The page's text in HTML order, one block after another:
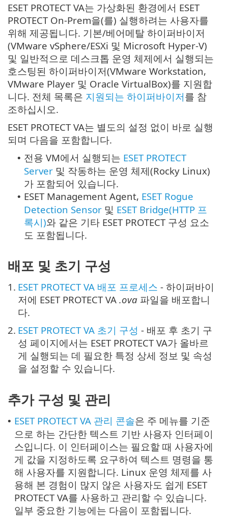
ESET PROTECT VA는 가상화된 환경에서 ESET
PROTECT On-Prem을(를) 실행하려는 사용자를
위해 제공됩니다. 기본/베어메탈 하이퍼바이저
(VMware vSphere/ESXi 및 Microsoft Hyper-V)
및 일반적으로 데스크톱 운영 체제에서 실행되는
호스팅된 하이퍼바이저(VMware Workstation,
VMware Player 및 Oracle VirtualBox)를 지원합
니다. 전체 목록은 지원되는 하이퍼바이저를 참
조하십시오.
ESET PROTECT VA는 별도의 설정 없이 바로 실행
되며 다음을 포함합니다.
• 전용 VM에서 실행되는 ESET PROTECT
Server 및 작동하는 운영 체제(Rocky Linux)
가 포함되어 있습니다.
• ESET Management Agent, ESET Rogue
Detection Sensor 및 ESET Bridge(HTTP 프
록시)와 같은 기타 ESET PROTECT 구성 요소
도 포함됩니다.
배포 및 초기 구성
1. ESET PROTECT VA 배포 프로세스 - 하이퍼바이
저에 ESET PROTECT VA .ova 파일을 배포합니
다.
2. ESET PROTECT VA 초기 구성 - 배포 후 초기 구
성 페이지에서는 ESET PROTECT VA가 올바르
게 실행되는 데 필요한 특정 상세 정보 및 속성
을 설정할 수 있습니다.
추가 구성 및 관리
• ESET PROTECT VA 관리 콘솔은 주 메뉴를 기준
으로 하는 간단한 텍스트 기반 사용자 인터페이
스입니다. 이 인터페이스는 필요할 때 사용자에
게 값을 지정하도록 요구하여 텍스트 명령을 통
해 사용자를 지원합니다. Linux 운영 체제를 사
용해 본 경험이 많지 않은 사용자도 쉽게 ESET
PROTECT VA를 사용하고 관리할 수 있습니다.
일부 중요한 기능에는 다음이 포함됩니다.